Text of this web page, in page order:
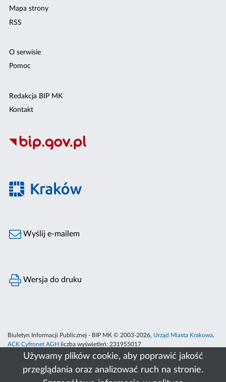
Używamy plików cookie, aby poprawić jakość
przeglądania oraz analizować ruch na stronie.
Mapa strony
RSS
O serwisie
Pomoc
Redakcja BIP MK
Kontakt
Wyślij e-mailem
Wersja do druku
Biuletyn Informacji Publicznej - BIP MK © 2003-2026, Urząd Miasta Krakowa,
ACK Cyfronet AGH
liczba wyświetleń: 231955017